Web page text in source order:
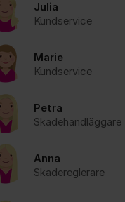
Julia
Kundservice
Marie
Kundservice
Petra
Skadehandläggare
Anna
Skadereglerare